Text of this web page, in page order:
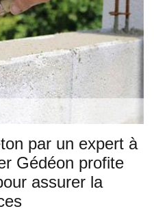
par un expert à
Gédéon profite
assurer la